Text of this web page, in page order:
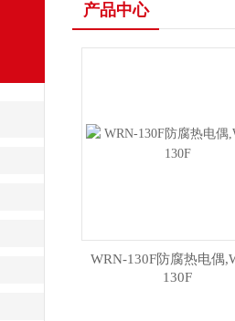
产品中心
WRN-130F防腐热电偶
130F